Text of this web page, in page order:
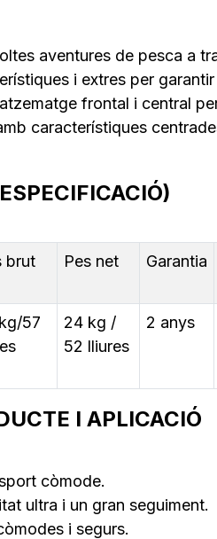
aventures de pesca a
i extres per
frontal i central
característiques
brut Pes net Garantia
57
24 kg /
52 lliures
2 anys
I APLICACIÓ
còmode.
ultra i un gran seguiment.
i segurs.